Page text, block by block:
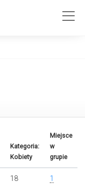
Kategoria:
Kobiety
Miejsce
w
grupie
18
1